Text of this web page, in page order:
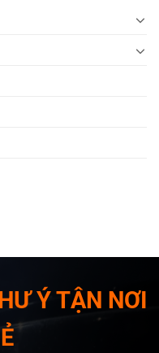
Ý TẬN NƠI